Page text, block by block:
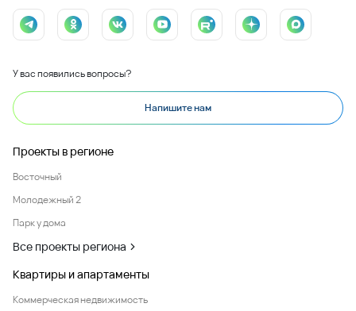
У вас появились вопросы?
Напишите нам
Проекты в регионе
Восточный
Молодежный 2
Парк у дома
Все проекты региона
Квартиры и апартаменты
Коммерческая недвижимость